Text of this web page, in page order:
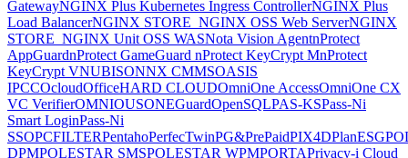
GatewayNGINX Plus Kubernetes Ingress ControllerNGINX Plus
Load BalancerNGINX STORE_NGINX OSS Web ServerNGINX
STORE_NGINX Unit OSS WASNota Vision AgentnProtect
AppGuardnProtect GameGuard nProtect KeyCrypt MnProtect
KeyCrypt VNUBISONNX CMMSOASIS
IPCCOcloudOfficeHARD CLOUDOmniOne AccessOmniOne CX
VC VerifierOMNIOUSONEGuardOpenSQLPAS-KSPass-Ni
Smart LoginPass-Ni
SSOPCFILTERPentahoPerfecTwinPG&PrePaidPIX4DPlanESG
DPMPOLESTAR SMSPOLESTAR WPMPORTAPrivacy-i Cloud